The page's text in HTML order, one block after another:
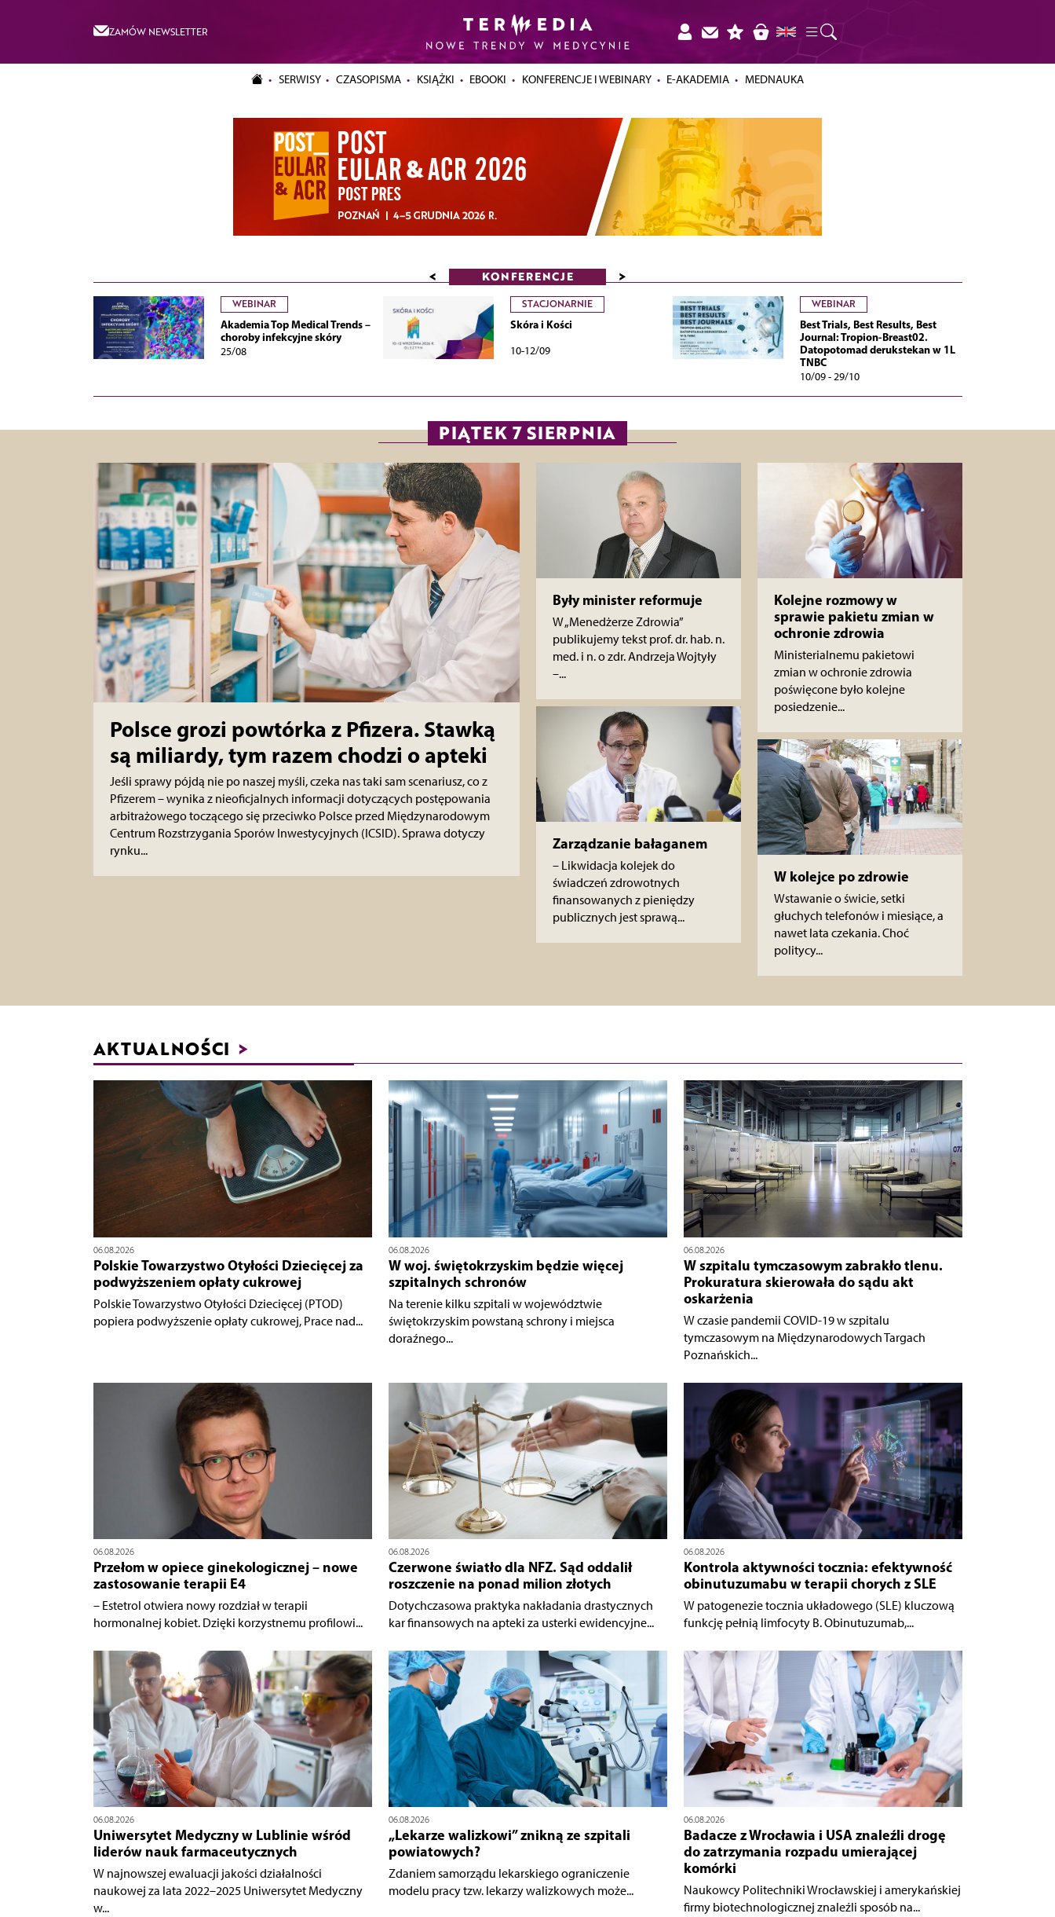
ZAMÓW NEWSLETTER
SERWISY CZASOPISMA KSIĄŻKI EBOOKI KONFERENCJE I WEBINARY E-AKADEMIA MEDNAUKA
< KONFERENCJE >
WEBINAR
Akademia Top Medical Trends –
choroby infekcyjne skóry
25/08
STACJONARNIE
Skóra i Kości
10-12/09
WEBINAR
Best Trials, Best Results, Best
Journal: Tropion-Breast02.
Datopotomad derukstekan w 1L
TNBC
10/09 - 29/10
PIĄTEK 7 SIERPNIA
Polsce grozi powtórka z Pfizera. Stawką
są miliardy, tym razem chodzi o apteki
Jeśli sprawy pójdą nie po naszej myśli, czeka nas taki sam scenariusz, co z
Pfizerem – wynika z nieoficjalnych informacji dotyczących postępowania
arbitrażowego toczącego się przeciwko Polsce przed Międzynarodowym
Centrum Rozstrzygania Sporów Inwestycyjnych (ICSID). Sprawa dotyczy
rynku...
Były minister reformuje
W „Menedżerze Zdrowia”
publikujemy tekst prof. dr. hab. n.
med. i n. o zdr. Andrzeja Wojtyły
–...
Zarządzanie bałaganem
– Likwidacja kolejek do
świadczeń zdrowotnych
finansowanych z pieniędzy
publicznych jest sprawą...
Kolejne rozmowy w
sprawie pakietu zmian w
ochronie zdrowia
Ministerialnemu pakietowi
zmian w ochronie zdrowia
poświęcone było kolejne
posiedzenie...
W kolejce po zdrowie
Wstawanie o świcie, setki
głuchych telefonów i miesiące, a
nawet lata czekania. Choć
politycy...
AKTUALNOŚCI >
06.08.2026
Polskie Towarzystwo Otyłości Dziecięcej za
podwyższeniem opłaty cukrowej
Polskie Towarzystwo Otyłości Dziecięcej (PTOD)
popiera podwyższenie opłaty cukrowej, Prace nad...
06.08.2026
W woj. świętokrzyskim będzie więcej
szpitalnych schronów
Na terenie kilku szpitali w województwie
świętokrzyskim powstaną schrony i miejsca
doraźnego...
06.08.2026
W szpitalu tymczasowym zabrakło tlenu.
Prokuratura skierowała do sądu akt
oskarżenia
W czasie pandemii COVID-19 w szpitalu
tymczasowym na Międzynarodowych Targach
Poznańskich...
06.08.2026
Przełom w opiece ginekologicznej – nowe
zastosowanie terapii E4
– Estetrol otwiera nowy rozdział w terapii
hormonalnej kobiet. Dzięki korzystnemu profilowi...
06.08.2026
Czerwone światło dla NFZ. Sąd oddalił
roszczenie na ponad milion złotych
Dotychczasowa praktyka nakładania drastycznych
kar finansowych na apteki za usterki ewidencyjne...
06.08.2026
Kontrola aktywności tocznia: efektywność
obinutuzumabu w terapii chorych z SLE
W patogenezie tocznia układowego (SLE) kluczową
funkcję pełnią limfocyty B. Obinutuzumab,...
06.08.2026
Uniwersytet Medyczny w Lublinie wśród
liderów nauk farmaceutycznych
W najnowszej ewaluacji jakości działalności
naukowej za lata 2022–2025 Uniwersytet Medyczny
w...
06.08.2026
„Lekarze walizkowi” znikną ze szpitali
powiatowych?
Zdaniem samorządu lekarskiego ograniczenie
modelu pracy tzw. lekarzy walizkowych może...
06.08.2026
Badacze z Wrocławia i USA znaleźli drogę
do zatrzymania rozpadu umierającej
komórki
Naukowcy Politechniki Wrocławskiej i amerykańskiej
firmy biotechnologicznej znaleźli sposób na...